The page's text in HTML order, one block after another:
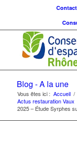
Contact
Blog - A la une
Vous êtes ici : Accueil /
Actus restauration Vaux
2025 – Étude Syrphes